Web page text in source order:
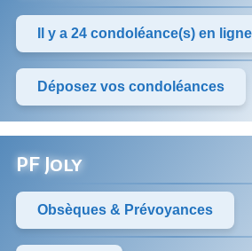
Il y a 24 condoléance(s) en ligne
Déposez vos condoléances
PF Joly
Obsèques & Prévoyances